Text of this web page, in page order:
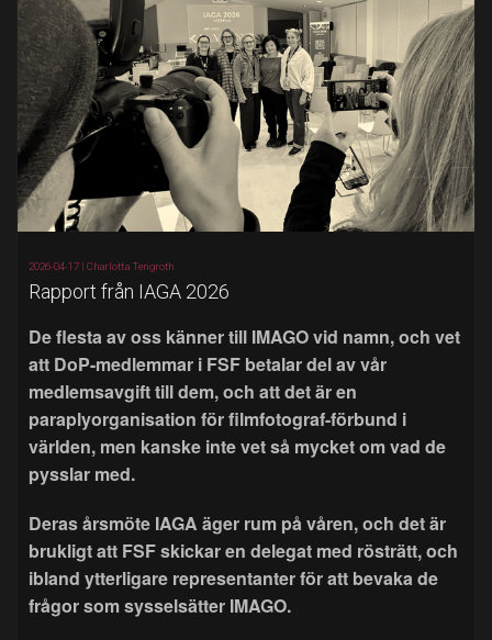
2026-04-17 | Charlotta Tengroth
Rapport från IAGA 2026
De flesta av oss känner till IMAGO vid namn, och vet
att DoP-medlemmar i FSF betalar del av vår
medlemsavgift till dem, och att det är en
paraplyorganisation för filmfotograf-förbund i
världen, men kanske inte vet så mycket om vad de
pysslar med.
Deras årsmöte IAGA äger rum på våren, och det är
brukligt att FSF skickar en delegat med rösträtt, och
ibland ytterligare representanter för att bevaka de
frågor som sysselsätter IMAGO.